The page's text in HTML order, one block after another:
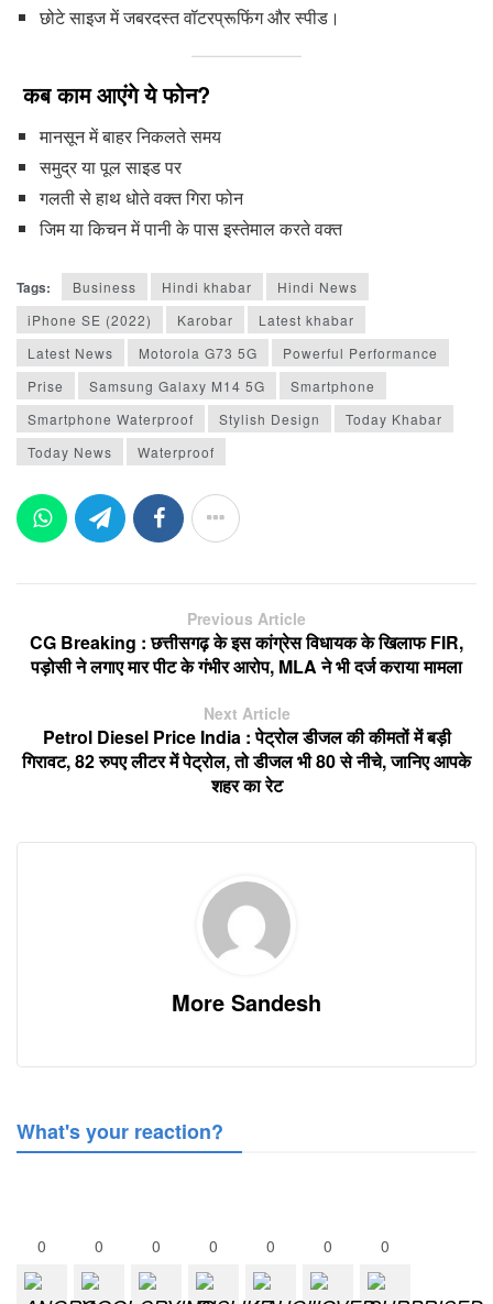
छोटे साइज में जबरदस्त वॉटरप्रूफिंग और स्पीड।
कब काम आएंगे ये फोन?
मानसून में बाहर निकलते समय
समुद्र या पूल साइड पर
गलती से हाथ धोते वक्त गिरा फोन
जिम या किचन में पानी के पास इस्तेमाल करते वक्त
Tags: Business Hindi khabar
Hindi News
iPhone SE (2022)
Karobar
Latest khabar
Latest News
Motorola G73 5G
Powerful Performance
Prise
Samsung Galaxy M14 5G
Smartphone
Smartphone Waterproof
Stylish Design
Today Khabar
Today News
Waterproof
Previous Article
CG Breaking : छत्तीसगढ़ के इस कांग्रेस विधायक के खिलाफ FIR,
पड़ोसी ने लगाए मार पीट के गंभीर आरोप, MLA ने भी दर्ज कराया मामला
Next Article
Petrol Diesel Price India : पेट्रोल डीजल की कीमतों में बड़ी
गिरावट, 82 रुपए लीटर में पेट्रोल, तो डीजल भी 80 से नीचे, जानिए आपके
शहर का रेट
More Sandesh
What's your reaction?
0 0 0 0 0 0 0